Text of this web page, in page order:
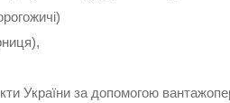
України за допомогою